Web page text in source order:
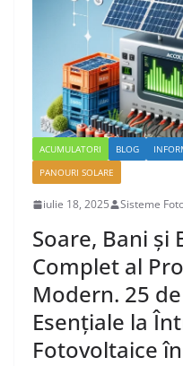
ACUMULATORI BLOG
PANOURI SOLARE
iulie 18, 2025 Sisteme
Soare, Bani și
Complet al
Modern. 25
Esențiale la
Fotovoltaice